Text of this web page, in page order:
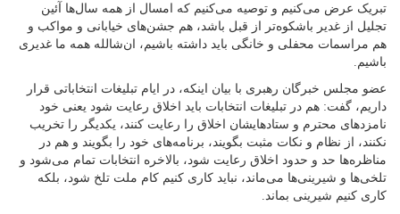
تبریک عرض می‌کنيم و توصیه می‌کنیم که امسال از همه سال‌ها آئین
تجلیل از غدیر باشکوه‌تر از قبل باشد، هم جشن‌های خیابانی و مواکب و
هم مراسمات محفلی و خانگی باید داشته باشیم‌، ان‌شالله همه ما غدیری
باشیم.
عضو مجلس خبرگان رهبری با بیان اینکه، در ایام تبلیغات انتخاباتی قرار
داریم، گفت: هم در تبلیغات انتخابات باید اخلاق رعایت شود یعنی خود
نامزدهای محترم و ستادهایشان اخلاق را رعایت کنند، یکدیگر را تخریب
نکنند، از نظام و نکات مثبت بگویند، برنامه‌های خود را بگویند و هم در
مناظره‌ها حد و حدود اخلاق رعایت شود، بالاخره انتخابات تمام می‌شود و
تلخی‌ها و شیرینی‌ها می‌ماند، نباید کاری کنیم کام ملت تلخ شود، بلکه
کاری کنیم شیرینی بماند.